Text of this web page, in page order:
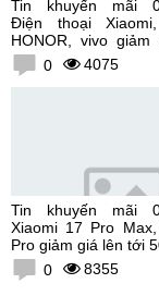
Tin khuyến mãi
Điện thoại Xiaomi,
HONOR, vivo giảm
300K0 4075
Tin khuyến mãi
Xiaomi 17 Pro
Pro giảm giá lên tới
0
8355